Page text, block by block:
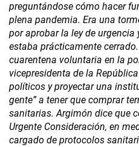
preguntándose cómo hacer
plena pandemia. Era una
por aprobar la ley de
estaba prácticamente
cuarentena voluntaria en la
vicepresidenta de la
políticos y proyectar una
gente” a tener que comprar
sanitarias. Argimón dice que
Urgente Consideración, en
cargado de protocolos